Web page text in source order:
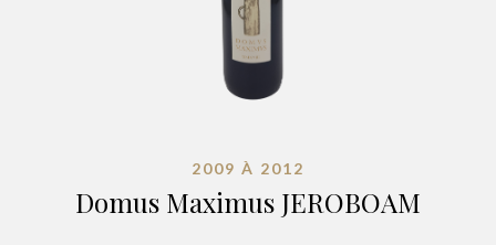
2009 À 2012
Domus Maximus JEROBOAM